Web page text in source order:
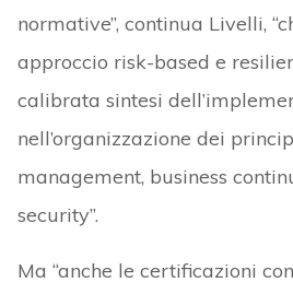
normative”, continua Livelli,
approccio risk-based e
calibrata sintesi
nell’organizzazione dei
management, business
security”.
Ma “anche le certificazioni